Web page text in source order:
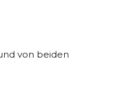
von beiden